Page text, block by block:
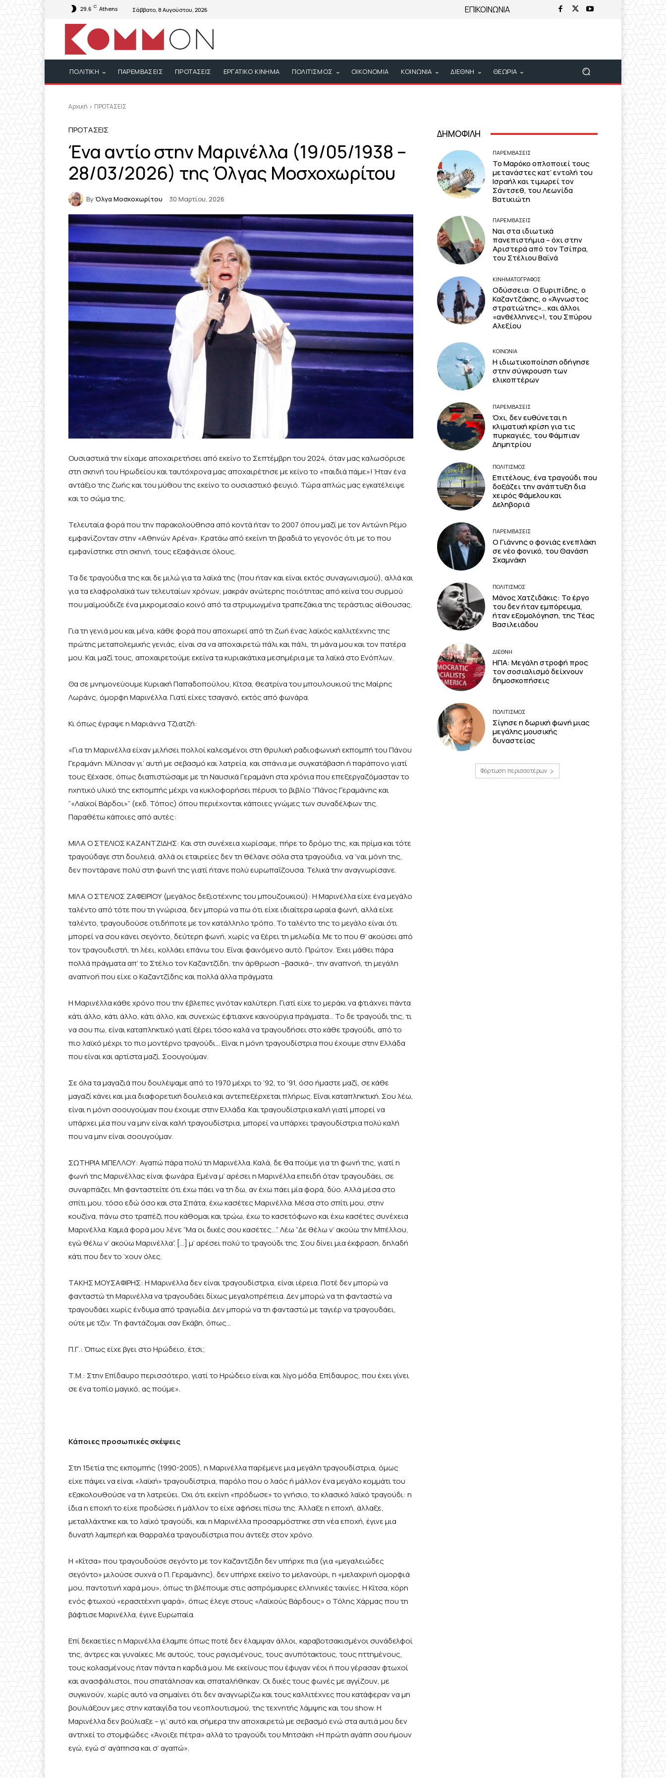
29.6 C Athens Σάββατο, 8 Αυγούστου, 2026 ΕΠΙΚΟΙΝΩΝΙΑ
ΠΟΛΙΤΙΚΗ ΠΑΡΕΜΒΑΣΕΙΣ ΠΡΟΤΑΣΕΙΣ ΕΡΓΑΤΙΚΟ ΚΙΝΗΜΑ ΠΟΛΙΤΙΣΜΟΣ ΟΙΚΟΝΟΜΙΑ ΚΟΙΝΩΝΙΑ ΔΙΕΘΝΗ ΘΕΩΡΙΑ
Αρχική ΠΡΟΤΑΣΕΙΣ
ΠΡΟΤΑΣΕΙΣ
Ένα αντίο στην Μαρινέλλα (19/05/1938 –
28/03/2026) της Όλγας Μοσχοχωρίτου
ByΌλγα Μοσχοχωρίτου 30 Μαρτίου, 2026
Ουσιαστικά την είχαμε αποχαιρετήσει από εκείνο το Σεπτέμβρη του 2024, όταν μας καλωσόρισε
στη σκηνή του Ηρωδείου και ταυτόχρονα μας αποχαιρέτησε με κείνο το «παιδιά πάμε»! Ήταν ένα
αντάξιο της ζωής και του μύθου της εκείνο το ουσιαστικό φευγιό. Τώρα απλώς μας εγκατέλειψε
και το σώμα της.
Τελευταία φορά που την παρακολούθησα από κοντά ήταν το 2007 όπου μαζί με τον Αντώνη Ρέμο
εμφανίζονταν στην «Αθηνών Αρένα». Κρατάω από εκείνη τη βραδιά το γεγονός ότι με το που
εμφανίστηκε στη σκηνή, τους εξαφάνισε όλους.
Τα δε τραγούδια της και δε μιλώ για τα λαϊκά της (που ήταν και είναι εκτός συναγωνισμού), αλλά και
για τα ελαφρολαϊκά των τελευταίων χρόνων, μακράν ανώτερης ποιότητας από κείνα του συρμού
που μαϊμούδιζε ένα μικρομεσαίο κοινό από τα στρυμωγμένα τραπεζάκια της τεράστιας αίθουσας.
Για τη γενιά μου και μένα, κάθε φορά που αποχωρεί από τη ζωή ένας λαϊκός καλλιτέχνης της
πρώτης μεταπολεμικής γενιάς, είναι σα να αποχαιρετώ πάλι και πάλι, τη μάνα μου και τον πατέρα
μου. Και μαζί τους, αποχαιρετούμε εκείνα τα κυριακάτικα μεσημέρια με τα λαϊκά στο Ενόπλων.
Θα σε μνημονεύουμε Κυριακή Παπαδοπούλου, Κίτσα, θεατρίνα του μπουλουκιού της Μαίρης
Λωράνς, όμορφη Μαρινέλλα. Γιατί είχες τσαγανό, εκτός από φωνάρα.
Κι όπως έγραψε η Μαριάννα Τζιατζή:
«Για τη Μαρινέλλα είχαν μιλήσει πολλοί καλεσμένοι στη θρυλική ραδιοφωνική εκπομπή του Πάνου
Γεραμάνη. Μίλησαν γι’ αυτή με σεβασμό και λατρεία, και σπάνια με συγκατάβαση ή παράπονο γιατί
τους ξέχασε, όπως διαπιστώσαμε με τη Ναυσικά Γεραμάνη στα χρόνια που επεξεργαζόμασταν το
ηχητικό υλικό της εκπομπής μέχρι να κυκλοφορήσει πέρυσι το βιβλίο “Πάνος Γεραμάνης και
“«Λαϊκοί Βάρδοι»” (εκδ. Τόπος) όπου περιέχονται κάποιες γνώμες των συναδέλφων της.
Παραθέτω κάποιες από αυτές:
ΜΙΛΑ Ο ΣΤΕΛΙΟΣ ΚΑΖΑΝΤΖΙΔΗΣ: Και στη συνέχεια χωρίσαμε, πήρε το δρόμο της, και πρίμα και τότε
τραγούδαγε στη δουλειά, αλλά οι εταιρείες δεν τη θέλανε σόλα στα τραγούδια, να ’ναι μόνη της,
δεν ποντάρανε πολύ στη φωνή της γιατί ήτανε πολύ ευρωπαΐζουσα. Τελικά την αναγνωρίσανε.
ΜΙΛΑ Ο ΣΤΕΛΙΟΣ ΖΑΦΕΙΡΙΟΥ (μεγάλος δεξιοτέχνης του μπουζουκιού): Η Μαρινέλλα είχε ένα μεγάλο
ταλέντο από τότε που τη γνώρισα, δεν μπορώ να πω ότι είχε ιδιαίτερα ωραία φωνή, αλλά είχε
ταλέντο, τραγουδούσε οτιδήποτε με τον κατάλληλο τρόπο. Το ταλέντο της το μεγάλο είναι ότι
μπορεί να σου κάνει σεγόντο, δεύτερη φωνή, χωρίς να ξέρει τη μελωδία. Με το που θ’ ακούσει από
τον τραγουδιστή, τη λέει, κολλάει επάνω του. Είναι φαινόμενο αυτό. Πρώτον. Έχει μάθει πάρα
πολλά πράγματα απ’ το Στέλιο τον Καζαντζίδη, την άρθρωση –βασικά–, την αναπνοή, τη μεγάλη
αναπνοή που είχε ο Καζαντζίδης και πολλά άλλα πράγματα.
Η Μαρινέλλα κάθε χρόνο που την έβλεπες γινόταν καλύτερη. Γιατί είχε το μεράκι να φτιάχνει πάντα
κάτι άλλο, κάτι άλλο, κάτι άλλο, και συνεχώς έφτιαχνε καινούργια πράγματα… Το δε τραγούδι της, τι
να σου πω, είναι καταπληκτικό γιατί ξέρει τόσο καλά να τραγουδήσει στο κάθε τραγούδι, από το
πιο λαϊκό μέχρι το πιο μοντέρνο τραγούδι… Είναι η μόνη τραγουδίστρια που έχουμε στην Ελλάδα
που είναι και αρτίστα μαζί. Σοουγούμαν.
Σε όλα τα μαγαζιά που δουλέψαμε από το 1970 μέχρι το ’92, το ’91, όσο ήμαστε μαζί, σε κάθε
μαγαζί κάνει και μια διαφορετική δουλειά και αντεπεξέρχεται πλήρως. Είναι καταπληκτική. Σου λέω,
είναι η μόνη σοουγούμαν που έχουμε στην Ελλάδα. Και τραγουδίστρια καλή γιατί μπορεί να
υπάρχει μία που να μην είναι καλή τραγουδίστρια, μπορεί να υπάρχει τραγουδίστρια πολύ καλή
που να μην είναι σοουγούμαν.
ΣΩΤΗΡΙΑ ΜΠΕΛΛΟΥ: Αγαπώ πάρα πολύ τη Μαρινέλλα. Καλά, δε θα πούμε για τη φωνή της, γιατί η
φωνή της Μαρινέλλας είναι φωνάρα. Εμένα μ’ αρέσει η Μαρινέλλα επειδή όταν τραγουδάει, σε
συναρπάζει. Μη φανταστείτε ότι έχω πάει να τη δω, αν έχω πάει μία φορά, δύο. Αλλά μέσα στο
σπίτι μου, τόσο εδώ όσο και στα Σπάτα, έχω κασέτες Μαρινέλλα. Μέσα στο σπίτι μου, στην
κουζίνα, πάνω στο τραπέζι που κάθομαι και τρώω, έχω το κασετόφωνο και έχω κασέτες συνέχεια
Μαρινέλλα. Καμιά φορά μου λένε “Μα οι δικές σου κασέτες…”. Λέω “Δε θέλω ν’ ακούω την Μπέλλου,
εγώ θέλω ν’ ακούω Μαρινέλλα”. […] μ’ αρέσει πολύ το τραγούδι της. Σου δίνει μια έκφραση, δηλαδή
κάτι που δεν το ’χουν όλες.
ΤΑΚΗΣ ΜΟΥΣΑΦΙΡΗΣ: Η Μαρινέλλα δεν είναι τραγουδίστρια, είναι ιέρεια. Ποτέ δεν μπορώ να
φανταστώ τη Μαρινέλλα να τραγουδάει δίχως μεγαλοπρέπεια. Δεν μπορώ να τη φανταστώ να
τραγουδάει χωρίς ένδυμα από τραγωδία. Δεν μπορώ να τη φανταστώ με ταγιέρ να τραγουδάει,
ούτε με τζιν. Τη φαντάζομαι σαν Εκάβη, όπως…
Π.Γ.: Όπως είχε βγει στο Ηρώδειο, έτσι;
Τ.Μ.: Στην Επίδαυρο περισσότερο, γιατί το Ηρώδειο είναι και λίγο μόδα. Επίδαυρος, που έχει γίνει
σε ένα τοπίο μαγικό, ας πούμε».
Κάποιες προσωπικές σκέψεις
Στη 15ετία της εκπομπής (1990-2005), η Μαρινέλλα παρέμενε μια μεγάλη τραγουδίστρια, όμως
είχε πάψει να είναι «λαϊκή» τραγουδίστρια, παρόλο που ο λαός ή μάλλον ένα μεγάλο κομμάτι του
εξακολουθούσε να τη λατρεύει. Όχι ότι εκείνη «πρόδωσε» το γνήσιο, το κλασικό λαϊκό τραγούδι: η
ίδια η εποχή το είχε προδώσει ή μάλλον το είχε αφήσει πίσω της. Άλλαξε η εποχή, άλλαξε,
μεταλλάχτηκε και το λαϊκό τραγούδι, και η Μαρινέλλα προσαρμόστηκε στη νέα εποχή, έγινε μια
δυνατή λαμπερή και θαρραλέα τραγουδίστρια που άντεξε στον χρόνο.
Η «Κίτσα» που τραγουδούσε σεγόντο με τον Καζαντζίδη δεν υπήρχε πια (για «μεγαλειώδες
σεγόντο» μιλούσε συχνά ο Π. Γεραμάνης), δεν υπήρχε εκείνο το μελανούρι, η «μελαχρινή ομορφιά
μου, παντοτινή χαρά μου», όπως τη βλέπουμε στις ασπρόμαυρες ελληνικές ταινίες. Η Κίτσα, κόρη
ενός φτωχού «ερασιτέχνη ψαρά», όπως έλεγε στους «Λαϊκούς Βάρδους» ο Τόλης Χάρμας που τη
βάφτισε Μαρινέλλα, έγινε Ευρωπαία.
Επί δεκαετίες η Μαρινέλλα έλαμπε όπως ποτέ δεν έλαμψαν άλλοι, καραβοτσακισμένοι συνάδελφοί
της, άντρες και γυναίκες. Με αυτούς, τους ραγισμένους, τους ανυπότακτους, τους ηττημένους,
τους κολασμένους ήταν πάντα η καρδιά μου. Με εκείνους που έφυγαν νέοι ή που γέρασαν φτωχοί
και ανασφάλιστοι, που σπατάλησαν και σπαταλήθηκαν. Οι δικές τους φωνές με αγγίζουν, με
συγκινούν, χωρίς αυτό να σημαίνει ότι δεν αναγνωρίζω και τους καλλιτέχνες που κατάφεραν να μη
βουλιάξουν μες στην καταιγίδα του νεοπλουτισμού, της τεχνητής λάμψης και του show. Η
Μαρινέλλα δεν βούλιαξε – γι’ αυτό και σήμερα την αποχαιρετώ με σεβασμό ενώ στα αυτιά μου δεν
αντηχεί το στομφώδες «Άνοιξε πέτρα» αλλά το τραγούδι του Μητσάκη «Η πρώτη αγάπη σου ήμουν
εγώ, εγώ σ’ αγάπησα και σ’ αγαπώ».
ΔΗΜΟΦΙΛΗ
ΠΑΡΕΜΒΑΣΕΙΣ
Το Μαρόκο οπλοποιεί τους
μετανάστες κατ’ εντολή του
Ισραήλ και τιμωρεί τον
Σάντσεθ, του Λεωνίδα
Βατικιώτη
ΠΑΡΕΜΒΑΣΕΙΣ
Ναι στα ιδιωτικά
πανεπιστήμια – όχι στην
Αριστερά από τον Τσίπρα,
του Στέλιου Βαϊνά
ΚΙΝΗΜΑΤΟΓΡΆΦΟΣ
Οδύσσεια: Ο Ευριπίδης, ο
Καζαντζάκης, ο «Άγνωστος
στρατιώτης»… και άλλοι
«ανθέλληνες»!, του Σπύρου
Αλεξίου
ΚΟΙΝΩΝΙΑ
Η ιδιωτικοποίηση οδήγησε
στην σύγκρουση των
ελικοπτέρων
ΠΑΡΕΜΒΑΣΕΙΣ
Όχι, δεν ευθύνεται η
κλιματική κρίση για τις
πυρκαγιές, του Φάμπιαν
Δημητρίου
ΠΟΛΙΤΙΣΜΟΣ
Επιτέλους, ένα τραγούδι που
δοξάζει την ανάπτυξη δια
χειρός Φάμελου και
Δεληβοριά
ΠΑΡΕΜΒΑΣΕΙΣ
Ο Γιάννης ο φονιάς ενεπλάκη
σε νέο φονικό, του Θανάση
Σκαμνάκη
ΠΟΛΙΤΙΣΜΟΣ
Μάνος Χατζιδάκις: Το έργο
του δεν ήταν εμπόρευμα,
ήταν εξομολόγηση, της Τέας
Βασιλειάδου
ΔΙΕΘΝΗ
ΗΠΑ: Μεγάλη στροφή προς
τον σοσιαλισμό δείχνουν
δημοσκοπήσεις
ΠΟΛΙΤΙΣΜΟΣ
Σίγησε η δωρική φωνή μιας
μεγάλης μουσικής
δυναστείας
Φόρτωση περισσοτέρων